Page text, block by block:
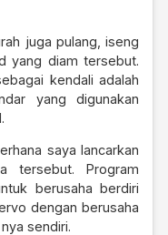
juga pulang, iseng
yang diam tersebut.
kendali adalah
yang digunakan
saya lancarkan
tersebut. Program
berusaha berdiri
dengan berusaha
sendiri.